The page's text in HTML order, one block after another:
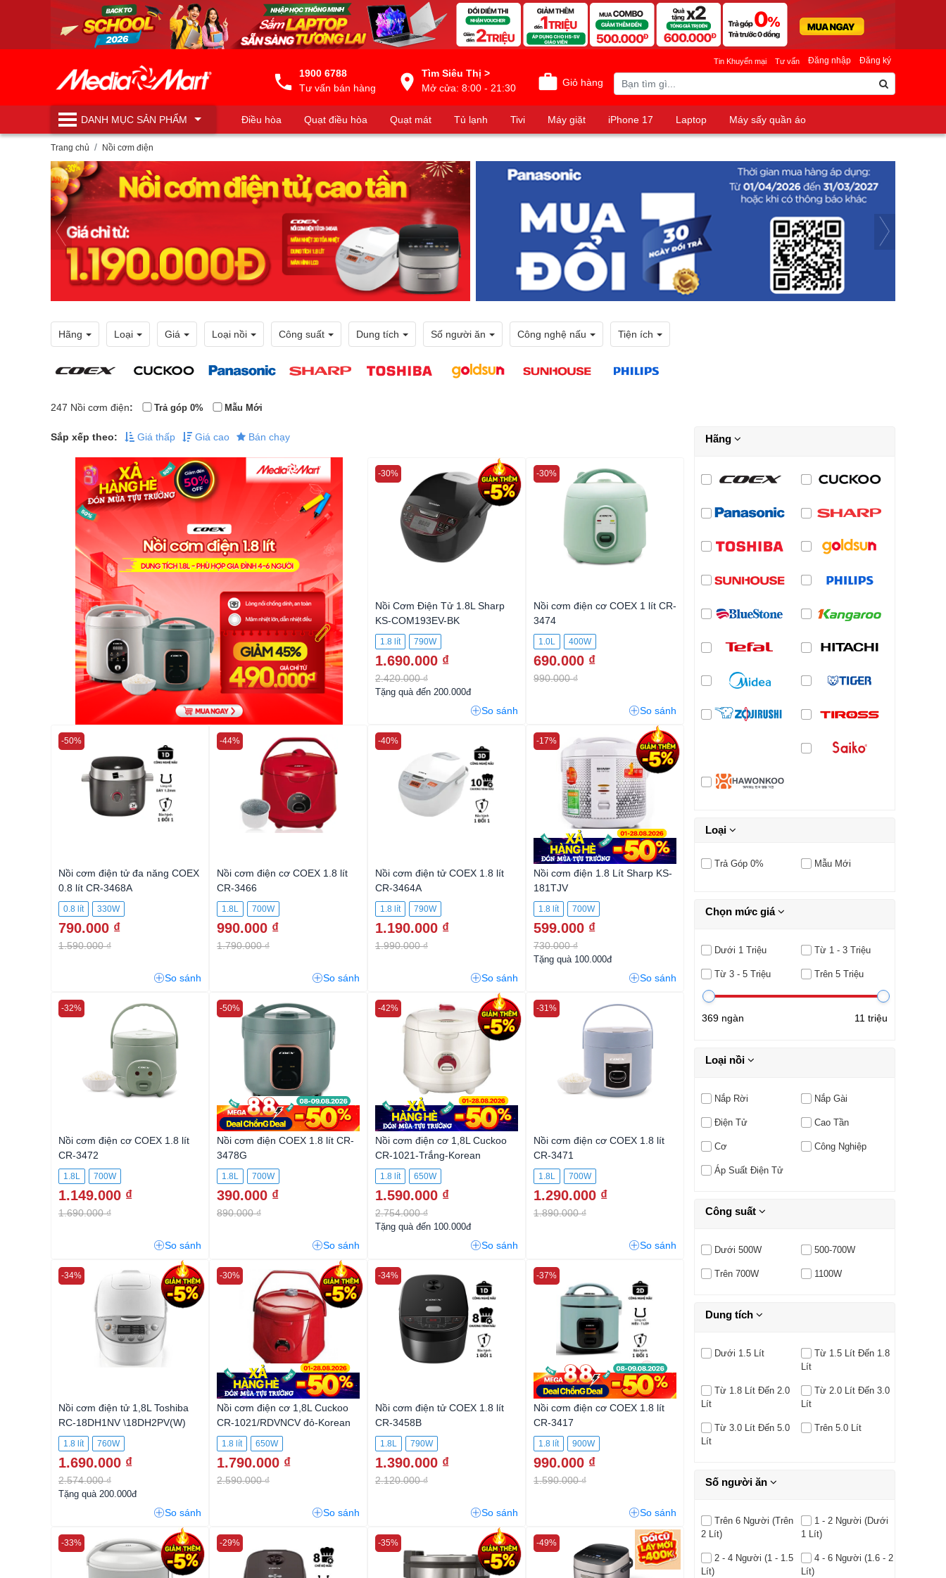
1900 6788
Tư vấn bán hàng
Tìm Siêu Thị >
Mở cửa: 8:00 - 21:30
Giỏ hàng
Đăng nhập Đăng ký
Tin Khuyến mại Tư vấn
DANH MỤCSẢN PHẨM Điều hòa Quạt điều hòa Quạt mát Tủ lạnh Tivi Máy giặt iPhone 17 Laptop
Máy sấy quần áo
Máy lọc nước
Trang chủ Nồi cơm điện
Hãng Loại Giá Loại nồi Công suất Dung tích Số người ăn Công nghệ nấu Tiện ích
247 Nồi cơm điện: Trả góp 0% Mẫu Mới
Sắp xếp theo: Giá thấp Giá cao Bán chạy
Nồi Cơm Điện Tử 1.8L Sharp
KS-COM193EV-BK
1.8 lít 790W
1.690.000 ₫
2.420.000 ₫
-30%
Tặng quà đến 200.000đ
So sánh
Nồi cơm điện cơ COEX 1 lít CR-
3474
1.0L 400W
690.000 ₫
990.000 ₫
-30%
So sánh
Nồi cơm điện tử đa năng COEX
0.8 lít CR-3468A
0.8 lít 330W
790.000 ₫
1.590.000 ₫
-50%
So sánh
Nồi cơm điện cơ COEX 1.8 lít
CR-3466
1.8L 700W
990.000 ₫
1.790.000 ₫
-44%
So sánh
Nồi cơm điện tử COEX 1.8 lít
CR-3464A
1.8 lít 790W
1.190.000 ₫
1.990.000 ₫
-40%
So sánh
Nồi cơm điện 1.8 Lít Sharp KS-
181TJV
1.8 lít 700W
599.000 ₫
730.000 ₫
-17%
Tặng quà 100.000đ
So sánh
Nồi cơm điện cơ COEX 1.8 lít
CR-3472
1.8L 700W
1.149.000 ₫
1.690.000 ₫
-32%
So sánh
Nồi cơm điện COEX 1.8 lít CR-
3478G
1.8L 700W
390.000 ₫
890.000 ₫
-50%
So sánh
Nồi cơm điện cơ 1,8L Cuckoo
CR-1021-Trắng-Korean
1.8 lít 650W
1.590.000 ₫
2.754.000 ₫
-42%
Tặng quà đến 100.000đ
So sánh
Nồi cơm điện cơ COEX 1.8 lít
CR-3471
1.8L 700W
1.290.000 ₫
1.890.000 ₫
-31%
So sánh
Nồi cơm điện tử 1,8L Toshiba
RC-18DH1NV \18DH2PV(W)
1.8 lít 760W
1.690.000 ₫
2.574.000 ₫
-34%
Tặng quà 200.000đ
So sánh
Nồi cơm điện cơ 1,8L Cuckoo
CR-1021/RDVNCV đỏ-Korean
1.8 lít 650W
1.790.000 ₫
2.590.000 ₫
-30%
So sánh
Nồi cơm điện tử COEX 1.8 lít
CR-3458B
1.8L 790W
1.390.000 ₫
2.120.000 ₫
-34%
So sánh
Nồi cơm điện cơ COEX 1.8 lít
CR-3417
1.8 lít 900W
990.000 ₫
1.590.000 ₫
-37%
So sánh
-33% -29% -35% -49%
Hãng
Loại
Trả Góp 0% Mẫu Mới
Chọn mức giá
Dưới 1 Triệu Từ 1 - 3 Triệu
Từ 3 - 5 Triệu Trên 5 Triệu
369 ngàn 11 triệu
Loại nồi
Nắp Rời Nắp Gài
Điện Tử Cao Tần
Cơ Công Nghiệp
Áp Suất Điện Tử
Công suất
Dưới 500W 500-700W
Trên 700W 1100W
Dung tích
Dưới 1.5 Lít
Từ 1.5 Lít Đến 1.8
Lít
Từ 1.8 Lít Đến 2.0
Lít
Từ 2.0 Lít Đến 3.0
Lít
Từ 3.0 Lít Đến 5.0
Lít
Trên 5.0 Lít
Số người ăn
Trên 6 Người (Trên
2 Lít)
1 - 2 Người (Dưới
1 Lít)
2 - 4 Người (1 - 1.5
Lít)
4 - 6 Người (1.6 - 2
Lít)